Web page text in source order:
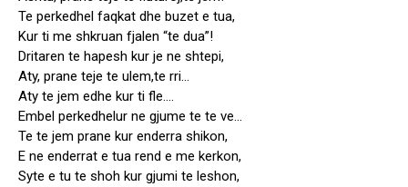
Te perkedhel faqkat dhe buzet e tua,
Kur ti me shkruan fjalen “te dua”!
Dritaren te hapesh kur je ne shtepi,
Aty, prane teje te ulem,te rri…
Aty te jem edhe kur ti fle….
Embel perkedhelur ne gjume te te ve…
Te te jem prane kur enderra shikon,
E ne enderrat e tua rend e me kerkon,
Syte e tu te shoh kur gjumi te leshon,